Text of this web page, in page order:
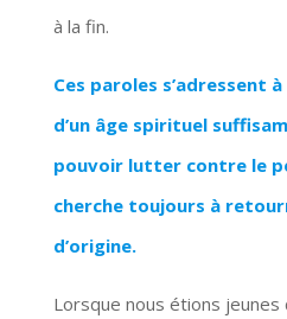
à la fin.
Ces paroles s’adressent
d’un âge spirituel
pouvoir lutter contre le
cherche toujours à
d’origine.
Lorsque nous étions jeunes